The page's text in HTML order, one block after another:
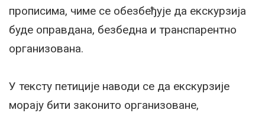
прописима, чиме се обезбеђује да екскурзија
буде оправдана, безбедна и транспарентно
организована.
У тексту петиције наводи се да екскурзије
морају бити законито организоване,